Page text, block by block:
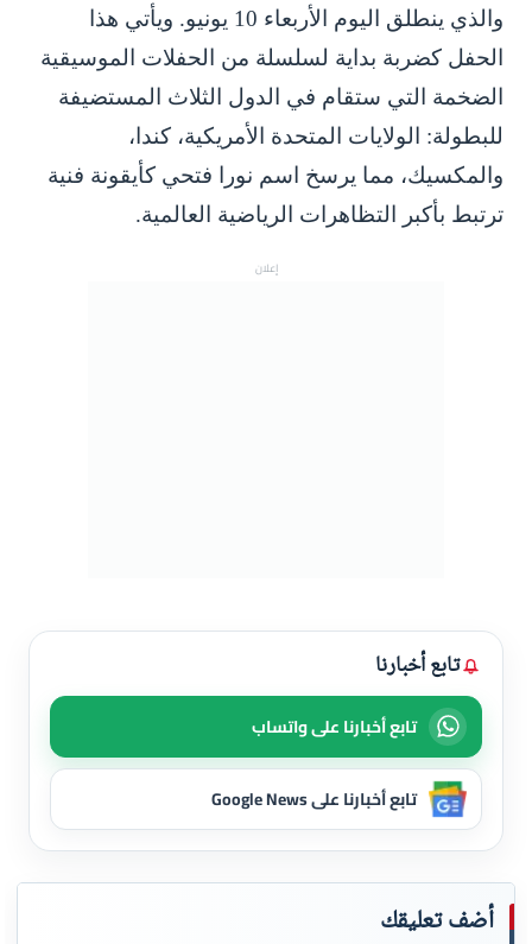
والذي ينطلق اليوم الأربعاء 10 يونيو. ويأتي هذا
الحفل كضربة بداية لسلسلة من الحفلات الموسيقية
الضخمة التي ستقام في الدول الثلاث المستضيفة
للبطولة: الولايات المتحدة الأمريكية، كندا،
والمكسيك، مما يرسخ اسم نورا فتحي كأيقونة فنية
ترتبط بأكبر التظاهرات الرياضية العالمية.
إعلان
تابع أخبارنا
تابع أخبارنا على واتساب
تابع أخبارنا على Google News
أضف تعليقك